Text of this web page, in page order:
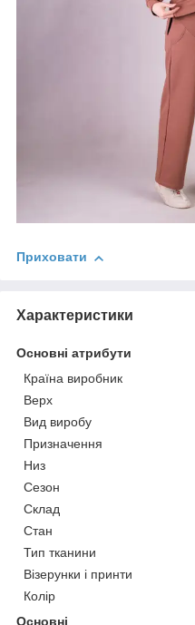
Приховати
Характеристики
Основні атрибути
Країна виробник
Верх
Вид виробу
Призначення
Низ
Сезон
Склад
Стан
Тип тканини
Візерунки і принти
Колір
Основні